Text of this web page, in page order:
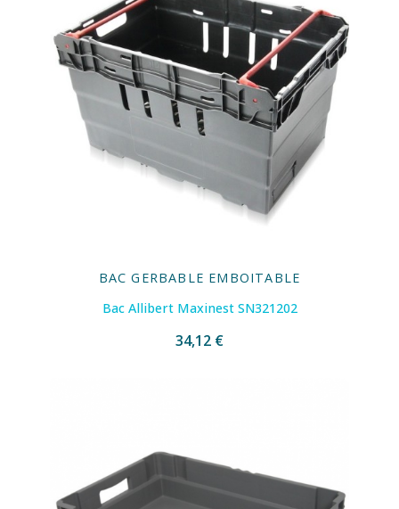
BAC GERBABLE EMBOITABLE
Bac Allibert Maxinest SN321202
34,12 €